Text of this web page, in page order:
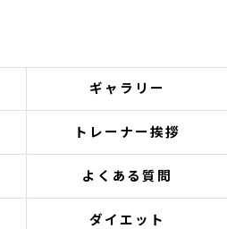
ギャラリー
トレーナー挨拶
よくある質問
ダイエット